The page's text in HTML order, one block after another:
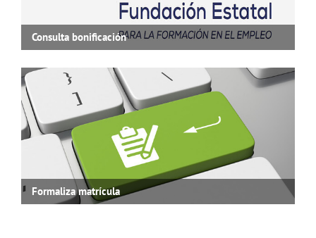
Consulta bonificación
Formaliza matrícula